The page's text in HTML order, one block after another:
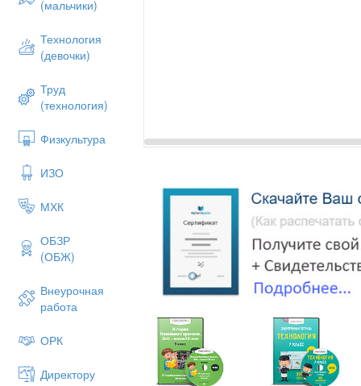
(мальчики)
Технология
(девочки)
Труд
(технология)
Физкультура
ИЗО
МХК
ОБЗР
(ОБЖ)
Внеурочная
работа
ОРК
Директору
по предмету
Тема: